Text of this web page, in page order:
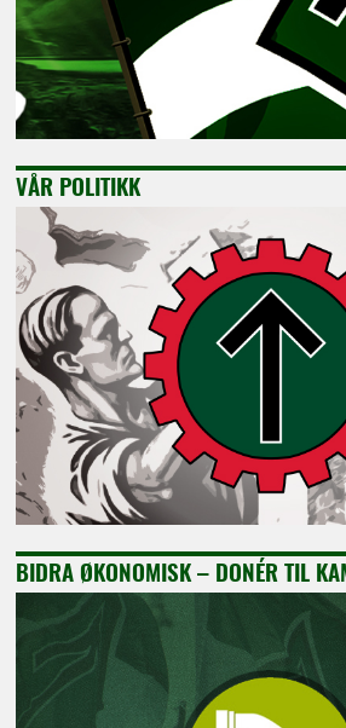
VÅR POLITIKK
BIDRA ØKONOMISK – DONÉR TIL